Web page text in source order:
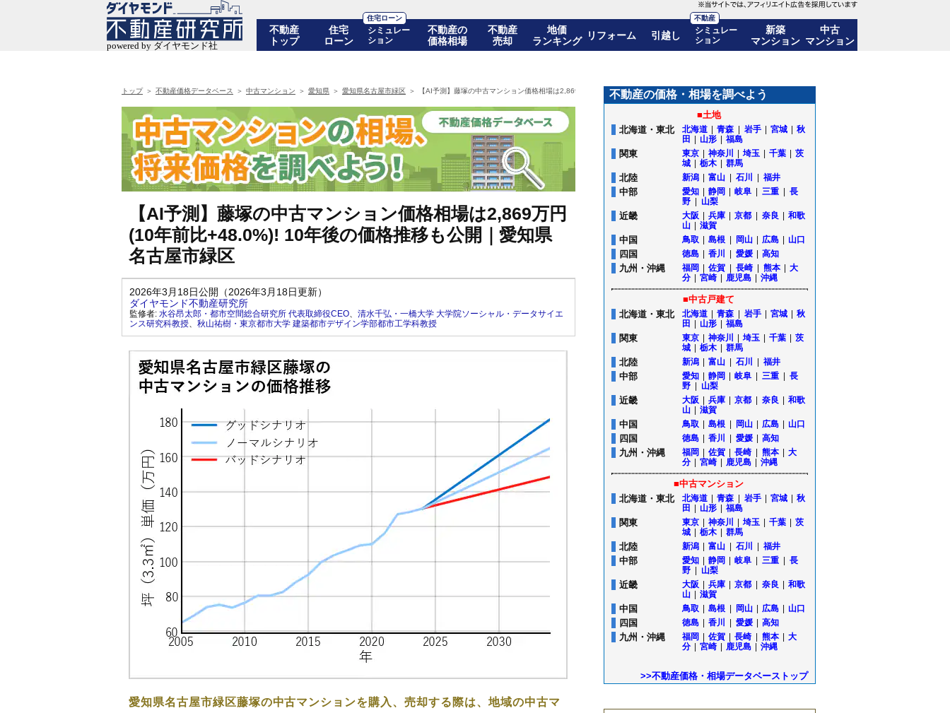
不動産
トップ
住宅
ローン
住宅ローン
シミュレー
ション
不動産の
価格相場
不動産
売却
地価
ランキング
リフォーム 引越し
不動産
シミュレー
ション
新築
マンション
中古
マンション
トップ 不動産価格データベース 中古マンション 愛知県 愛知県名古屋市緑区 【AI予測】藤塚の中古マンション価格相場は2,869万円(10年前比+48.0%)! 10年後の価格推移も公開｜愛知県名古屋市緑区
【AI予測】藤塚の中古マンション価格相場は2,869万円
(10年前比+48.0%)! 10年後の価格推移も公開｜愛知県
名古屋市緑区
2026年3月18日公開（2026年3月18日更新）
ダイヤモンド不動産研究所
監修者: 水谷昂太郎・都市空間総合研究所 代表取締役CEO、 清水千弘・一橋大学 大学院ソーシャル・データサイエ
ンス研究科教授、 秋山祐樹・東京都市大学 建築都市デザイン学部都市工学科教授
愛知県名古屋市緑区藤塚の中古マンションを購入、売却する際は、地域の中古マ
不動産の価格・相場を調べよう
■土地
北海道・東北
北海道 青森 岩手 宮城
秋
田
山形 福島
関東 東京 神奈川 埼玉 千葉
茨
城
栃木 群馬
北陸 新潟 富山 石川 福井
中部 愛知 静岡 岐阜 三重
長
野
山梨
近畿 大阪 兵庫 京都 奈良
和歌
山
滋賀
中国 鳥取 島根 岡山 広島 山口
四国 徳島 香川 愛媛 高知
九州・沖縄 福岡 佐賀 長崎 熊本
大
分
宮崎 鹿児島 沖縄
■中古戸建て
北海道・東北
北海道 青森 岩手 宮城
秋
田
山形 福島
関東 東京 神奈川 埼玉 千葉
茨
城
栃木 群馬
北陸 新潟 富山 石川 福井
中部 愛知 静岡 岐阜 三重
長
野
山梨
近畿 大阪 兵庫 京都 奈良
和歌
山
滋賀
中国 鳥取 島根 岡山 広島 山口
四国 徳島 香川 愛媛 高知
九州・沖縄 福岡 佐賀 長崎 熊本
大
分
宮崎 鹿児島 沖縄
■中古マンション
北海道・東北
北海道 青森 岩手 宮城
秋
田
山形 福島
関東 東京 神奈川 埼玉 千葉
茨
城
栃木 群馬
北陸 新潟 富山 石川 福井
中部 愛知 静岡 岐阜 三重
長
野
山梨
近畿 大阪 兵庫 京都 奈良
和歌
山
滋賀
中国 鳥取 島根 岡山 広島 山口
四国 徳島 香川 愛媛 高知
九州・沖縄 福岡 佐賀 長崎 熊本
大
分
宮崎 鹿児島 沖縄
>>不動産価格・相場データベーストップ